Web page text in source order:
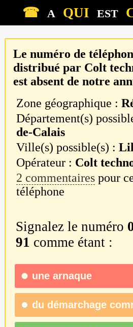
☎ A QUI EST
Le numéro de
distribué par Colt
est absent de notre
Zone géographique :
Département(s)
de-Calais
Ville(s) possible(s) :
Opérateur : Colt
2 commentaires pour
téléphone
Signalez le numéro
91 comme étant :
une arnaque
du démarchage